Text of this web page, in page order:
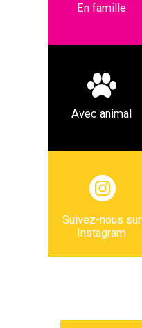
En famille
Avec animal
Suivez-nous sur
Instagram